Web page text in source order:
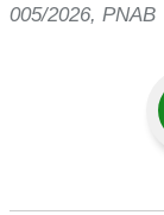
005/2026, PNAB